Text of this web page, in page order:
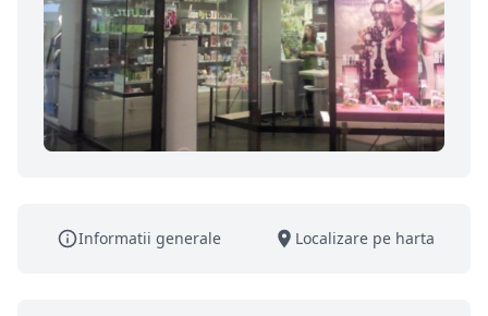
Informatii generale Localizare pe harta